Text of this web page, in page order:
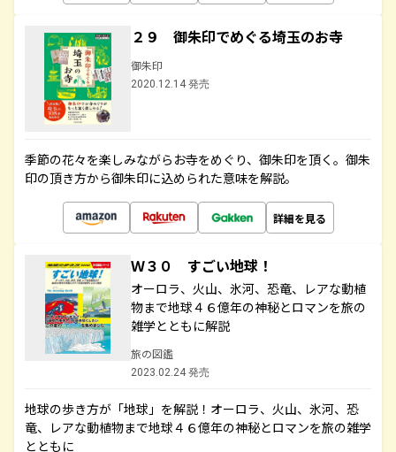
２９ 御朱印でめぐる埼玉のお寺
御朱印
2020.12.14 発売
季節の花々を楽しみながらお寺をめぐり、御朱印を頂く。御朱
印の頂き方から御朱印に込められた意味を解説。
詳細を見る
Ｗ３０ すごい地球！
オーロラ、火山、氷河、恐竜、レアな動植
物まで地球４６億年の神秘とロマンを旅の
雑学とともに解説
旅の図鑑
2023.02.24 発売
地球の歩き方が「地球」を解説！オーロラ、火山、氷河、恐
竜、レアな動植物まで地球４６億年の神秘とロマンを旅の雑学
とともに